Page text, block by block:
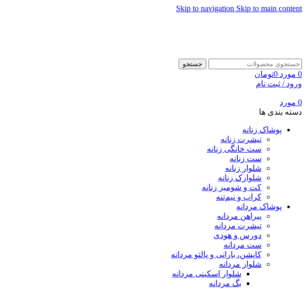
Skip to navigation Skip to main content
جستجو
0 مورد 0تومان
ورود / ثبت نام
0 مورد
دسته بندی ها
پوشاک زنانه
تیشرت زنانه
ست خانگی زنانه
ست زنانه
شلوار زنانه
شلوارک زنانه
کت و شومیز زنانه
کراپ و نیم‌تنه
پوشاک مردانه
پیراهن مردانه
تیشرت مردانه
دورس و هودی
ست مردانه
کاپشن، بارانی و پالتو مردانه
شلوار مردانه
شلوار اسکینی مردانه
بگ مردانه